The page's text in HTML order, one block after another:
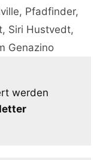
, Pfadfinder,
, Siri Hustvedt,
Genazino
werden